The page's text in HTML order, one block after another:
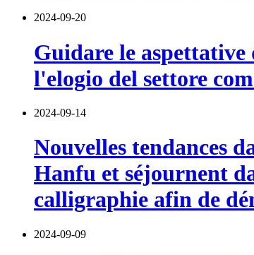
2024-09-20
Guidare le
l'elogio del settore
2024-09-14
Nouvelles tendances
Hanfu et séjournent
calligraphie afin de
2024-09-09